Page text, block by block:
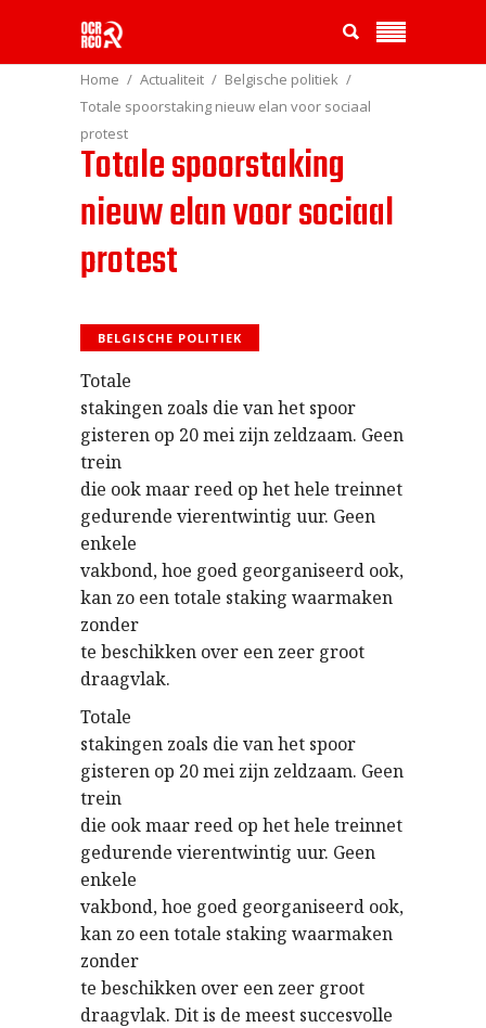
Home Actualiteit
Belgische politiek
Totale spoorstaking nieuw elan voor sociaal
protest
Totale spoorstaking
nieuw elan voor sociaal
protest
BELGISCHE POLITIEK
Totale
stakingen zoals die van het spoor
gisteren op 20 mei zijn zeldzaam. Geen
trein
die ook maar reed op het hele treinnet
gedurende vierentwintig uur. Geen
enkele
vakbond, hoe goed georganiseerd ook,
kan zo een totale staking waarmaken
zonder
te beschikken over een zeer groot
draagvlak.
Totale
stakingen zoals die van het spoor
gisteren op 20 mei zijn zeldzaam. Geen
trein
die ook maar reed op het hele treinnet
gedurende vierentwintig uur. Geen
enkele
vakbond, hoe goed georganiseerd ook,
kan zo een totale staking waarmaken
zonder
te beschikken over een zeer groot
draagvlak. Dit is de meest succesvolle